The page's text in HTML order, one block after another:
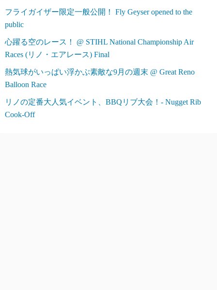
フライガイザー限定一般公開！ Fly Geyser opened to the
public
心躍る空のレース！ @ STIHL National Championship Air
Races (リノ・エアレース) Final
熱気球がいっぱい浮かぶ素敵な9月の週末 @ Great Reno
Balloon Race
リノの定番大人気イベント、BBQリブ大会！- Nugget Rib
Cook-Off